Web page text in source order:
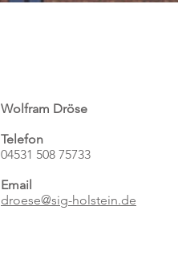
Wolfram Dröse
Telefon
04531 508 75733
Email
droese@sig-holstein.de